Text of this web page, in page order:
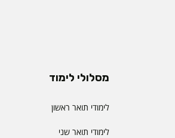
מסלולי לימוד
לימודי תואר ראשון
לימודי תואר שני